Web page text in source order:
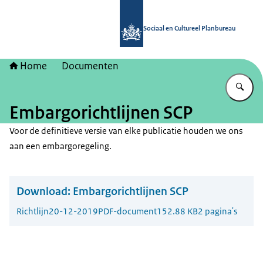
Sociaal en Cultureel Planbureau
Home Documenten
Embargorichtlijnen SCP
Voor de definitieve versie van elke publicatie houden we ons
aan een embargoregeling.
Download: Embargorichtlijnen SCP
Richtlijn20-12-2019PDF-document152.88 KB2 pagina's